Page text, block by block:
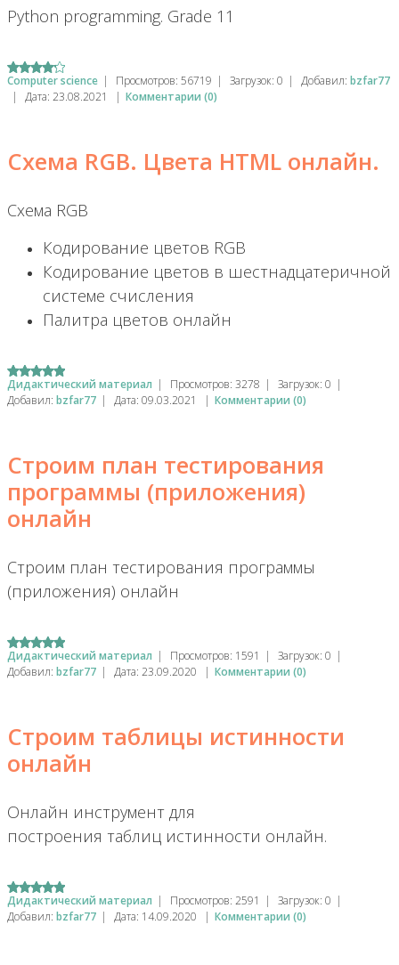
Python programming. Grade 11
Computer science | Просмотров: 56719 | Загрузок: 0 | Добавил: bzfar77
|
Дата: 23.08.2021 | Комментарии (0)
Схема RGB. Цвета HTML онлайн.
Схема RGB
Кодирование цветов RGB
Кодирование цветов в шестнадцатеричной
системе счисления
Палитра цветов онлайн
Дидактический материал | Просмотров: 3278 | Загрузок: 0 |
Добавил: bzfar77 | Дата: 09.03.2021 | Комментарии (0)
Строим план тестирования
программы (приложения)
онлайн
Строим план тестирования программы
(приложения) онлайн
Дидактический материал | Просмотров: 1591 | Загрузок: 0 |
Добавил: bzfar77 | Дата: 23.09.2020 | Комментарии (0)
Строим таблицы истинности
онлайн
Онлайн инструмент для
построения таблиц истинности онлайн.
Дидактический материал | Просмотров: 2591 | Загрузок: 0 |
Добавил: bzfar77 | Дата: 14.09.2020 | Комментарии (0)